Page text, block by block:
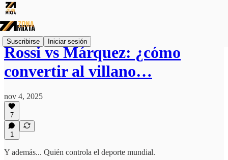
Suscribirse Iniciar sesión
Rossi vs Márquez: ¿cómo
convertir al villano…
nov 4, 2025
7
1
Y además... Quién controla el deporte mundial.